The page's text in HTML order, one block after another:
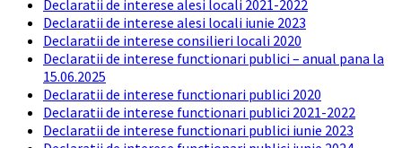
Declaratii de interese alesi locali 2021-2022
Declaratii de interese alesi locali iunie 2023
Declaratii de interese consilieri locali 2020
Declaratii de interese functionari publici – anual pana la
15.06.2025
Declaratii de interese functionari publici 2020
Declaratii de interese functionari publici 2021-2022
Declaratii de interese functionari publici iunie 2023